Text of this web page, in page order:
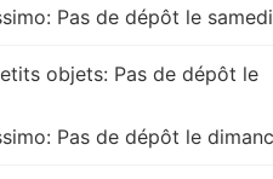
Pas de dépôt le samedi
objets: Pas de dépôt le
Pas de dépôt le